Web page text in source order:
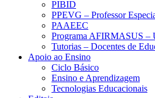
PIBID
PPEVG – Professor
PAAEEC
Programa AFIRMASUS –
Tutorias – Docentes de
Apoio ao Ensino
Ciclo Básico
Ensino e Aprendizagem
Tecnologias Educacionais